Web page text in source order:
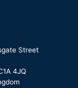
Street
4JQ